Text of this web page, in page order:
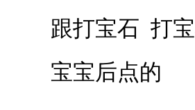
跟打宝石 打
宝宝后点的